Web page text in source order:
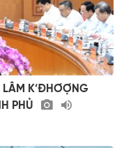
K’ĐHƠỢNG
PHỦ